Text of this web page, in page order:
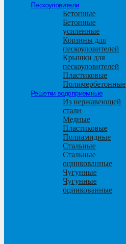
Пескоуловители
Бетонные
Бетонные
усиленные
Корзины для
пескоуловителей
Крышки для
пескоуловителей
Пластиковые
Полимербетонные
Решетки водоприемные
Из нержавеющей
стали
Медные
Пластиковые
Полиамидные
Стальные
Стальные
оцинкованные
Чугунные
Чугунные
оцинкованные